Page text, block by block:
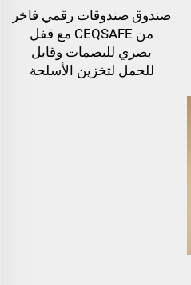
صندوق صندوقات رقمي فاخر
من CEQSAFE مع قفل
بصري للبصمات وقابل
للحمل لتخزين الأسلحة